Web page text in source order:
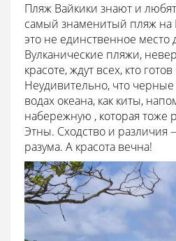
Пляж Вайкики знают и
самый знаменитый пляж на
это не единственное место
Вулканические пляжи,
красоте, ждут всех, кто
Неудивительно, что
водах океана, как киты,
набережную , которая тоже
Этны. Сходство и различия
разума. А красота вечна!